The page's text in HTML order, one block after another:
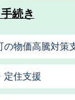
続き
の物価高騰対策
定住支援